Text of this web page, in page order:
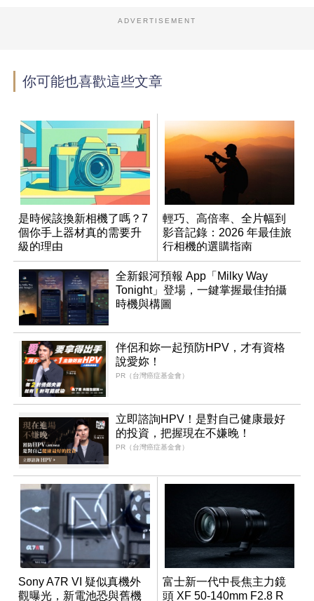
ADVERTISEMENT
你可能也喜歡這些文章
是時候該換新相機了嗎？7
個你手上器材真的需要升
級的理由
輕巧、高倍率、全片幅到
影音記錄：2026 年最佳旅
行相機的選購指南
全新銀河預報 App「Milky Way
Tonight」登場，一鍵掌握最佳拍攝
時機與構圖
伴侶和妳一起預防HPV，才有資格
說愛妳！
PR（台灣癌症基金會）
立即諮詢HPV！是對自己健康最好
的投資，把握現在不嫌晚！
PR（台灣癌症基金會）
Sony A7R VI 疑似真機外
觀曝光，新電池恐與舊機
富士新一代中長焦主力鏡
頭 XF 50-140mm F2.8 R